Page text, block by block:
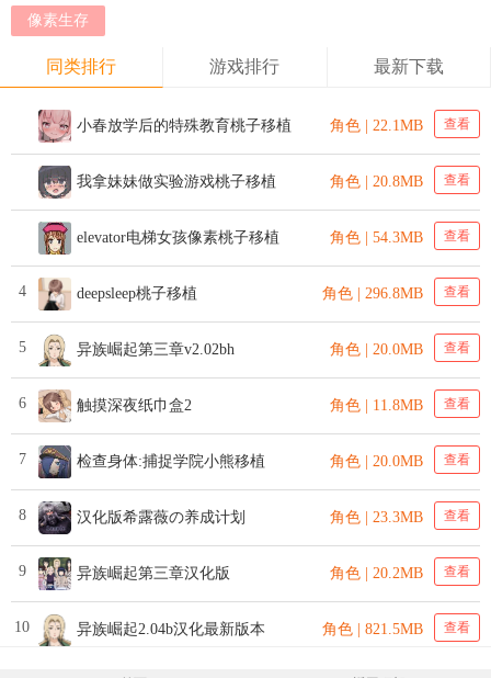
像素生存
同类排行 游戏排行 最新下载
小春放学后的特殊教育桃子移植 角色 | 22.1MB 查看
我拿妹妹做实验游戏桃子移植 角色 | 20.8MB 查看
elevator电梯女孩像素桃子移植 角色 | 54.3MB 查看
4 deepsleep桃子移植 角色 | 296.8MB 查看
5 异族崛起第三章v2.02bh 角色 | 20.0MB 查看
6 触摸深夜纸巾盒2 角色 | 11.8MB 查看
7 检查身体:捕捉学院小熊移植 角色 | 20.0MB 查看
8 汉化版希露薇の养成计划 角色 | 23.3MB 查看
9 异族崛起第三章汉化版 角色 | 20.2MB 查看
10 异族崛起2.04b汉化最新版本 角色 | 821.5MB 查看